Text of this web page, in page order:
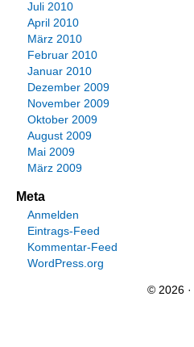
Juli 2010
April 2010
März 2010
Februar 2010
Januar 2010
Dezember 2009
November 2009
Oktober 2009
August 2009
Mai 2009
März 2009
Meta
Anmelden
Eintrags-Feed
Kommentar-Feed
WordPress.org
© 2026 ·